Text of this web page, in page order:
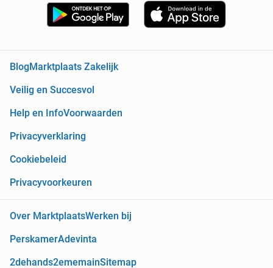
BlogMarktplaats Zakelijk
Veilig en Succesvol
Help en InfoVoorwaarden
Privacyverklaring
Cookiebeleid
Privacyvoorkeuren
Over MarktplaatsWerken bij
PerskamerAdevinta
2dehands2ememainSitemap